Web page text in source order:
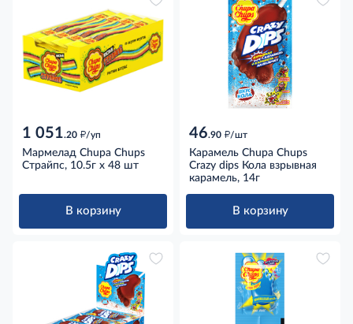
1 051.20 д/уп
Мармелад Chupa Chups
Страйпс, 10.5г x 48 шт
В корзину
46.90 д/шт
Карамель Chupa Chups
Crazy dips Кола взрывная
карамель, 14г
В корзину